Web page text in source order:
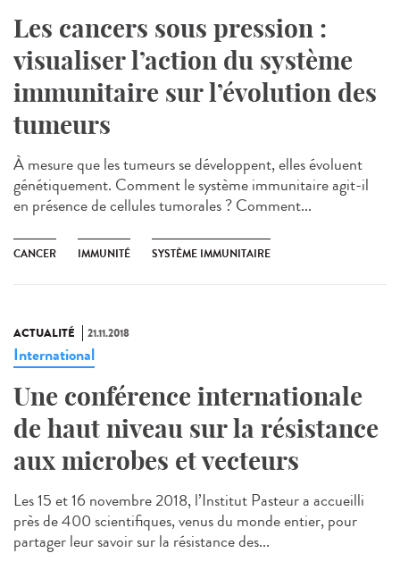
Les cancers sous pression :
visualiser l’action du système
immunitaire sur l’évolution des
tumeurs
À mesure que les tumeurs se développent, elles évoluent
génétiquement. Comment le système immunitaire agit-il
en présence de cellules tumorales ? Comment...
CANCER IMMUNITÉ SYSTÈME IMMUNITAIRE
ACTUALITÉ 21.11.2018
International
Une conférence internationale
de haut niveau sur la résistance
aux microbes et vecteurs
Les 15 et 16 novembre 2018, l’Institut Pasteur a accueilli
près de 400 scientifiques, venus du monde entier, pour
partager leur savoir sur la résistance des...